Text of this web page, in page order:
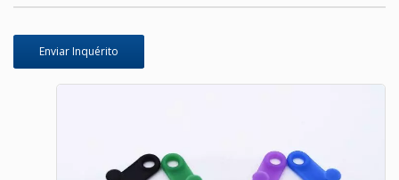
Enviar Inquérito